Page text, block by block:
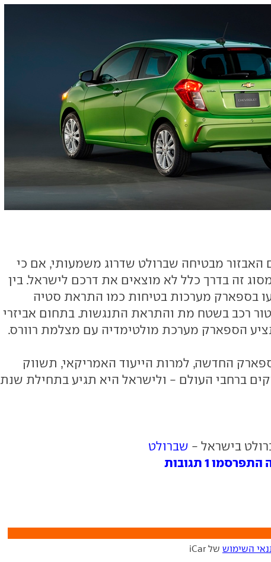
האבזור מבטיחה שברולט שדרוג משמעותי, אם כי
זה בדרך כלל לא מוצאים את דרכם לישראל. בין
בספארק מערכות בטיחות כמו התראת סטיה
רכב בשטח מת והתראת התנגשות. בתחום אביזרי
הספארק מערכת מולטימדיה עם מצלמת רוורס.
החדשה, למרות הייעוד האמריקאי, תשווק
שווקים ברחבי העולם - ולישראל היא תגיע בתחילת שנת
בישראל - שברולט
1 תגובות
השימוש של iCar